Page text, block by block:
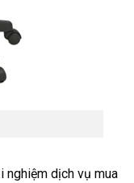
nghiệm dịch vụ mua